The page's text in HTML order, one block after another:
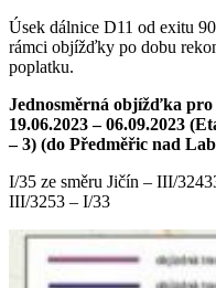
Úsek dálnice D11 od exitu
rámci objížďky po dobu
poplatku.
Jednosměrná objížďka
19.06.2023 – 06.09.2023
– 3) (do Předměřic nad
I/35 ze směru Jičín – III/
III/3253 – I/33